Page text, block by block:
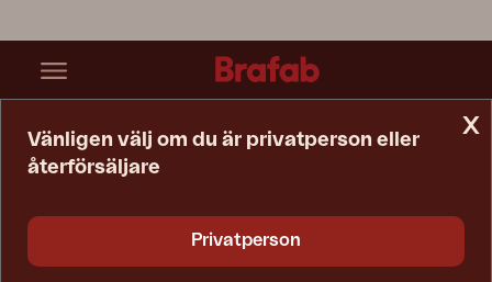
x
Vänligen välj om du är privatperson eller
återförsäljare
Privatperson